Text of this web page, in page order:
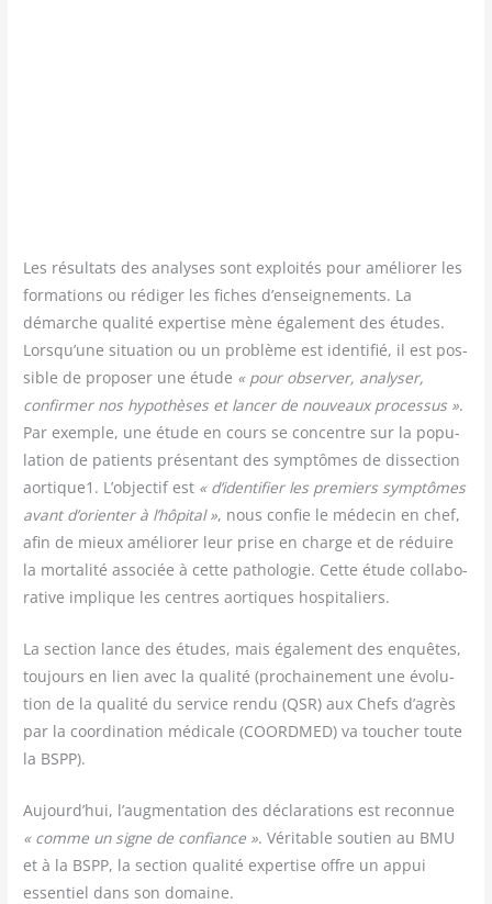
Les résul­tats des ana­lyses sont exploi­tés pour amé­lio­rer les
for­ma­tions ou rédi­ger les fiches d’enseignements. La
démarche qua­li­té exper­tise mène éga­le­ment des études.
Lorsqu’une situa­tion ou un pro­blème est iden­ti­fié, il est pos­
sible de pro­po­ser une étude « pour obser­ver, ana­ly­ser,
confir­mer nos hypo­thèses et lan­cer de nou­veaux pro­ces­sus ».
Par exemple, une étude en cours se concentre sur la popu­
la­tion de patients pré­sen­tant des symp­tômes de dis­sec­tion
aortique1. L’objectif est « d’identifier les pre­miers symp­tômes
avant d’orienter à l’hôpital », nous confie le méde­cin en chef,
afin de mieux amé­lio­rer leur prise en charge et de réduire
la mor­ta­li­té asso­ciée à cette patho­lo­gie. Cette étude col­la­bo­
ra­tive implique les centres aor­tiques hospitaliers.
La sec­tion lance des études, mais éga­le­ment des enquêtes,
tou­jours en lien avec la qua­li­té (pro­chai­ne­ment une évo­lu­
tion de la qua­li­té du ser­vice ren­du (QSR) aux Chefs d’agrès
par la coor­di­na­tion médi­cale (COORDMED) va tou­cher toute
la BSPP).
Aujourd’hui, l’augmentation des décla­ra­tions est recon­nue
« comme un signe de confiance ». Véri­table sou­tien au BMU
et à la BSPP, la sec­tion qua­li­té exper­tise offre un appui
essen­tiel dans son domaine.